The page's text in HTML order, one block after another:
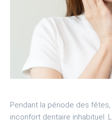
Pendant la période des
inconfort dentaire inhabituel.